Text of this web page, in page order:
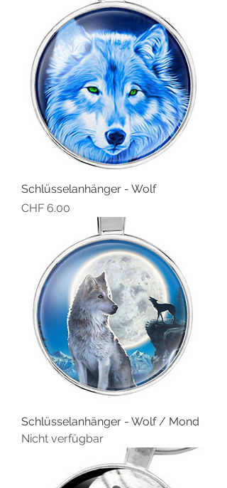
Schlüsselanhänger - Wolf
Preis
CHF 6.00
Schlüsselanhänger - Wolf / Mond
Nicht verfügbar